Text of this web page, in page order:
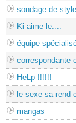
sondage de
Ki aime le....
équipe
correspondante
HeLp !!!!!!
le sexe sa rend
mangas